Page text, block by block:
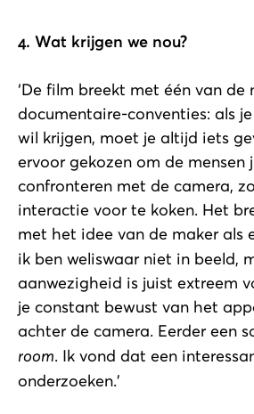
4. Wat krijgen we nou?
‘De film breekt met één van de
documentaire-conventies: als
wil krijgen, moet je altijd iets
ervoor gekozen om de mensen
confronteren met de camera,
interactie voor te koken. Het
met het idee van de maker als
ik ben weliswaar niet in beeld,
aanwezigheid is juist extreem
je constant bewust van het
achter de camera. Eerder een
room. Ik vond dat een
onderzoeken.’